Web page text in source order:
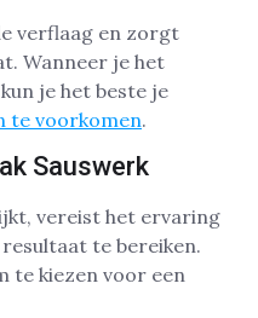
verflaag en zorgt
Wanneer je het
je het beste je
te voorkomen.
Sauswerk
vereist het ervaring
te bereiken.
te kiezen voor een